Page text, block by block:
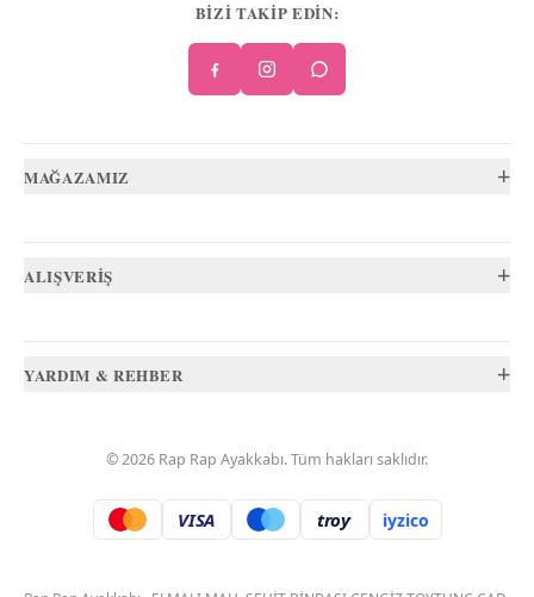
BİZİ TAKİP EDİN:
MAĞAZAMIZ +
ALIŞVERİŞ +
YARDIM & REHBER +
©2026 Rap Rap Ayakkabı. Tüm hakları saklıdır.
VISA troy. iyzico